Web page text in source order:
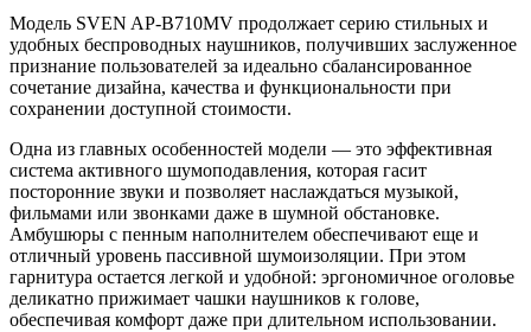
Модель SVEN AP-B710MV продолжает серию стильных и
удобных беспроводных наушников, получивших заслуженное
признание пользователей за идеально сбалансированное
сочетание дизайна, качества и функциональности при
сохранении доступной стоимости.
Одна из главных особенностей модели — это эффективная
система активного шумоподавления, которая гасит
посторонние звуки и позволяет наслаждаться музыкой,
фильмами или звонками даже в шумной обстановке.
Амбушюры с пенным наполнителем обеспечивают еще и
отличный уровень пассивной шумоизоляции. При этом
гарнитура остается легкой и удобной: эргономичное оголовье
деликатно прижимает чашки наушников к голове,
обеспечивая комфорт даже при длительном использовании.